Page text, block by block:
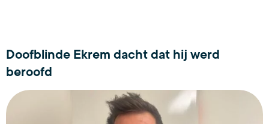
Doofblinde Ekrem dacht dat hij werd
beroofd